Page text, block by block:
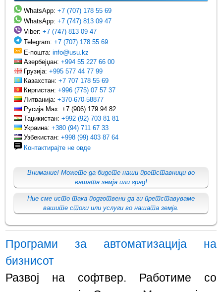
WhatsApp:+7 (707) 178 55 69
WhatsApp:+7 (747) 813 09 47
Viber:+7 (747) 813 09 47
Telegram:+7 (707) 178 55 69
Е-пошта:info@usu.kz
Азербејџан:+994 55 227 66 00
Грузија:+995 577 44 77 99
Казахстан:+7 707 178 55 69
Киргистан:+996 (775) 07 57 37
Литванија:+370-670-58877
Русија Max: +7 (906) 179 94 82
Таџикистан:+992 (92) 703 81 81
Украина:+380 (94) 711 67 33
Узбекистан:+998 (99) 403 87 64
Контактирајте не овде
Внимание! Можете да бидете наши претставници во
вашата земја или град!
Ние сме исто така подготвени да ги претставуваме
вашите стоки или услуги во нашата земја.
Програми за автоматизација на
бизнисот
Развој на софтвер. Работиме со